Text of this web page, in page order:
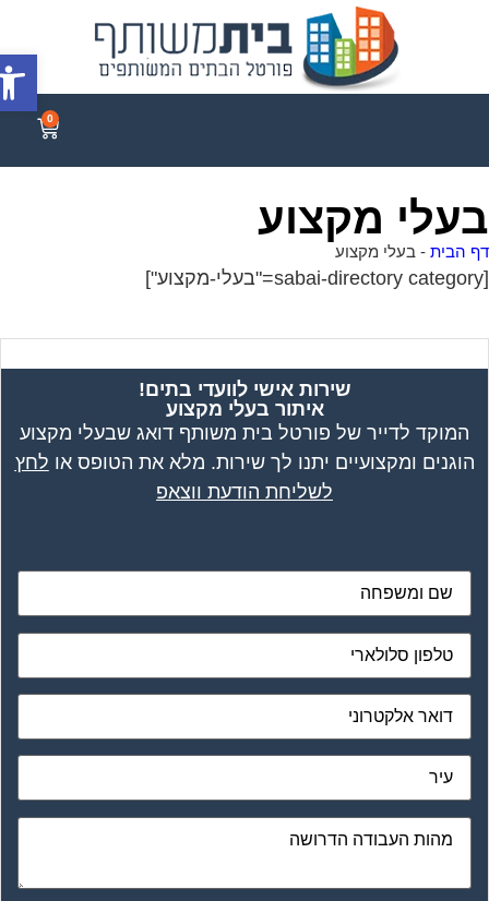
0
מקצוע
הבית- בעלי מקצוע
שירות אישי לוועדי בתים!
איתור בעלי מקצוע
המוקד לדייר של פורטל בית משותף דואג שבעלי מקצוע
הוגנים ומקצועיים יתנו לך שירות. מלא את הטופס אולחץ
לשליחת הודעת ווצאפ
פתח